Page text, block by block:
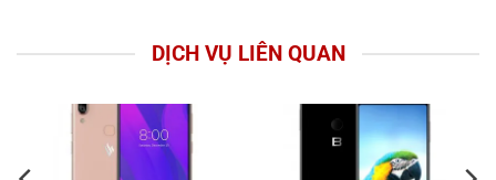
DỊCH VỤ LIÊN QUAN